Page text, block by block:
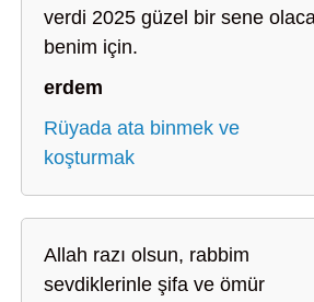
verdi 2025 güzel bir sene
benim için.
erdem
Rüyada ata binmek ve
koşturmak
Allah razı olsun, rabbim
sevdiklerinle şifa ve ömür